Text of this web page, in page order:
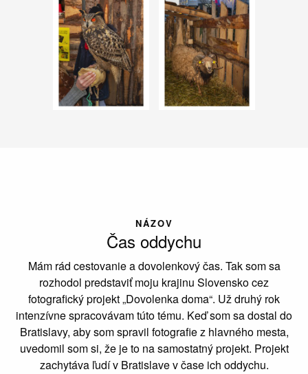
NÁZOV
Čas oddychu
Mám rád cestovanie a dovolenkový čas. Tak som sa
rozhodol predstaviť moju krajinu Slovensko cez
fotografický projekt „Dovolenka doma“. Už druhý rok
intenzívne spracovávam túto tému. Keď som sa dostal do
Bratislavy, aby som spravil fotografie z hlavného mesta,
uvedomil som si, že je to na samostatný projekt. Projekt
zachytáva ľudí v Bratislave v čase ich oddychu.